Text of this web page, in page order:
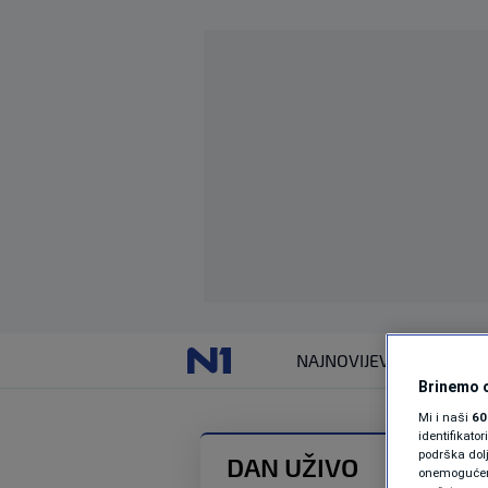
NAJNOVIJEVIJESTI
DAN UŽIVO
Brinemo
Mi i naši
podrška